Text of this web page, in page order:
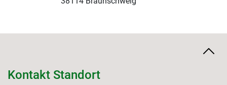
Kontakt Standort